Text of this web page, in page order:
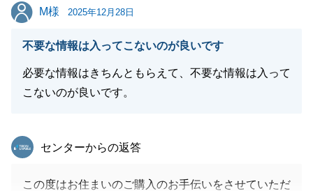
M様
M様 2025年12月28日
不要な情報は入ってこないのが良いです
必要な情報はきちんともらえて、不要な情報は入って
こないのが良いです。
東急リバブル
センターからの返答
この度はお住まいのご購入のお手伝いをさせていただ